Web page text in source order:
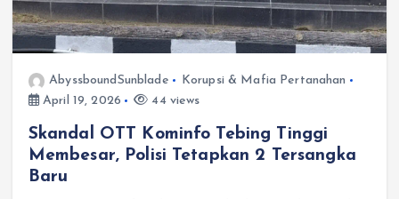
AbyssboundSunblade
Korupsi & Mafia Pertanahan
April 19, 2026
44 views
Skandal OTT Kominfo Tebing Tinggi
Membesar, Polisi Tetapkan 2 Tersangka
Baru